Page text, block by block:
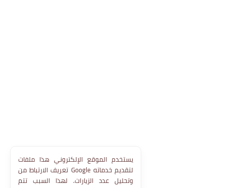
يستخدم الموقع الإلكتروني هذا ملفات
تعريف الارتباط من Google لتقديم خدماته
وتحليل عدد الزيارات. لهذا السبب تتم